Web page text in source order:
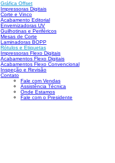
Gráfica Offset
Impressoras Digitais
Corte e Vinco
Acabamento Editorial
Envernizadoras UV
Guilhotinas e Periféricos
Mesas de Corte
Laminadoras BOPP
Rótulos e Etiquetas
Impressoras Flexo Digitais
Acabamentos Flexo Digitais
Acabamentos Flexo Convencional
Inspeção e Revisão
Contato
Fale com Vendas
Assistência Técnica
Onde Estamos
Fale com o Presidente